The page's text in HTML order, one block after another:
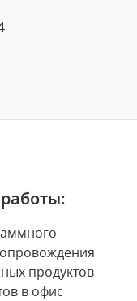
продуктов
в офис